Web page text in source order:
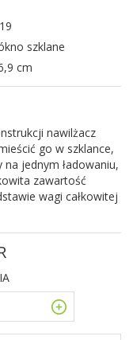
szklane
cm
nawilżacz
go w szklance,
jednym ładowaniu,
zawartość
wagi całkowitej